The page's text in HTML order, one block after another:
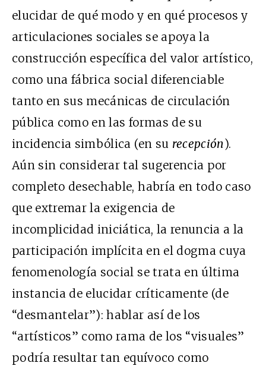
elucidar de qué modo y en qué procesos y
articulaciones sociales se apoya la
construcción específica del valor artístico,
como una fábrica social diferenciable
tanto en sus mecánicas de circulación
pública como en las formas de su
incidencia simbólica (en su recepción).
Aún sin considerar tal sugerencia por
completo desechable, habría en todo caso
que extremar la exigencia de
incomplicidad iniciática, la renuncia a la
participación implícita en el dogma cuya
fenomenología social se trata en última
instancia de elucidar críticamente (de
“desmantelar”): hablar así de los
“artísticos” como rama de los “visuales”
podría resultar tan equívoco como